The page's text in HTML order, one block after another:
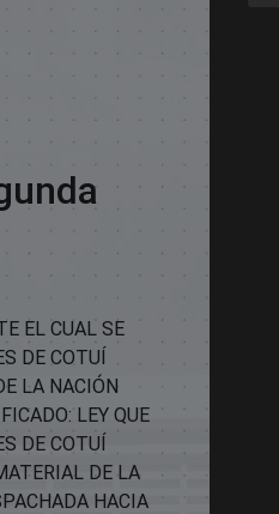
EL CUAL SE
DE COTUÍ
LA NACIÓN
LEY QUE
DE COTUÍ
DE LA
HACIA